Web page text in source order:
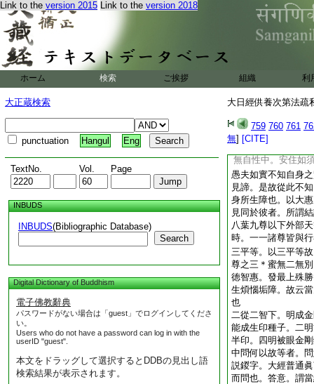
Link to the version 2015 Link to the version 2018
ホーム 検索 ご挨拶 組織 利
大正蔵検索
punctuation Hangul Eng
TextNo. Vol. Page
INBUDS
INBUDS(Bibliographic Database)
Search
Digital Dictionary of Buddhism
電子佛教辭典
パスワードがない場合は「guest」でログインしてくださ
い。
Users who do not have a password can log in with the
userID "guest".
本文をドラッグして選択するとDDBの見出し語
検索結果が表示されます。
大日經供養次第法疏
759 760 761
無] [CITE]
能除諸障礙
云云
即瑜祇所言本有倶
不知一念是也。無
然而現。只是不解
身所生之障。不從
不從無因生。遠離
而從來所者終不可
滅無性無自性。故
無自性中。安住如
愚夫如實不知自身
見諦。是故從此不
身所生障也。以大
見同於彼者。所謂
八葉九尊以下外部
時。一一諸尊皆與
三平等。以三平等
尊之三＊蜜無二無
徳智惠。發最上殊
生煩惱垢障。故云
也
二從二智下。明成
能成生印種子。二
半印。四明被眼金
中問何以故等者。
説鍐字。大經普通
而問也。答意。謂